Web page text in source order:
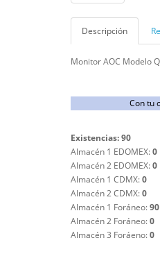
Descripción
Monitor AOC Modelo
Con tu
Existencias: 90
Almacén 1 EDOMEX:0
Almacén 2 EDOMEX:0
Almacén 1 CDMX:0
Almacén 2 CDMX:0
Almacén 1 Foráneo:90
Almacén 2 Foráneo:0
Almacén 3 Foráeno:0